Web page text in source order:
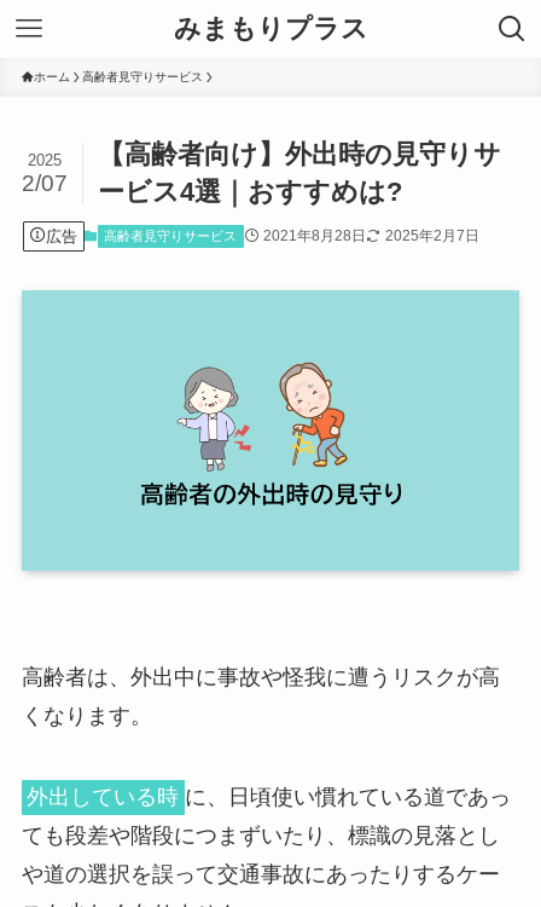
みまもりプラス
ホーム 高齢者見守りサービス
【高齢者向け】外出時の見守りサ
ービス4選｜おすすめは?
2025
2/07
広告 高齢者見守りサービス 2021年8月28日 2025年2月7日
高齢者は、外出中に事故や怪我に遭うリスクが高
くなります。
外出している時 に、日頃使い慣れている道であっ
ても段差や階段につまずいたり、標識の見落とし
や道の選択を誤って交通事故にあったりするケー